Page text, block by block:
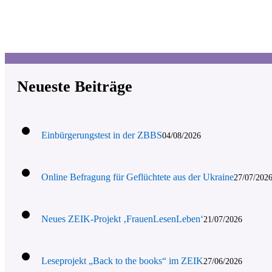
Neueste Beiträge
Einbürgerungstest in der ZBBS04/08/2026
Online Befragung für Geflüchtete aus der Ukraine27/07/2026
Neues ZEIK-Projekt ‚FrauenLesenLeben‘21/07/2026
Leseprojekt „Back to the books“ im ZEIK27/06/2026